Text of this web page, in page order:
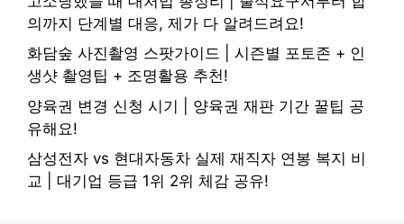
의까지 단계별 대응, 제가 다 알려드려요!
화담숲 사진촬영 스팟가이드 | 시즌별 포토존 + 인
생샷 촬영팁 + 조명활용 추천!
양육권 변경 신청 시기 | 양육권 재판 기간 꿀팁 공
유해요!
삼성전자 vs 현대자동차 실제 재직자 연봉 복지 비
교 | 대기업 등급 1위 2위 체감 공유!